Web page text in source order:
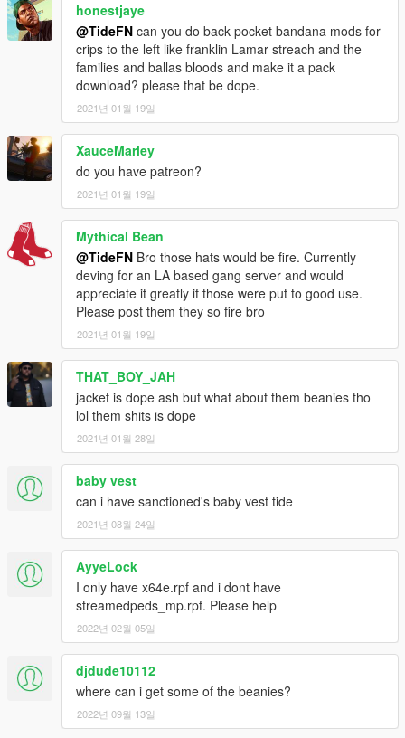
honestjaye
@TideFN can you do back pocket bandana mods for
crips to the left like franklin Lamar streach and the
families and ballas bloods and make it a pack
download? please that be dope.
2021년 01월 19일
XauceMarley
do you have patreon?
2021년 01월 19일
Mythical Bean
@TideFN Bro those hats would be fire. Currently
deving for an LA based gang server and would
appreciate it greatly if those were put to good use.
Please post them they so fire bro
2021년 01월 19일
THAT_BOY_JAH
jacket is dope ash but what about them beanies tho
lol them shits is dope
2021년 01월 28일
baby vest
can i have sanctioned's baby vest tide
2021년 08월 24일
AyyeLock
I only have x64e.rpf and i dont have
streamedpeds_mp.rpf. Please help
2022년 02월 05일
djdude10112
where can i get some of the beanies?
2022년 09월 13일